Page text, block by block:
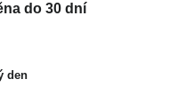
do 30 dní
den